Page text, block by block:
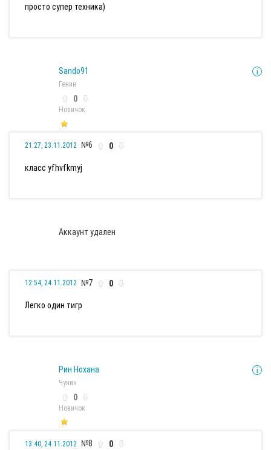
просто супер техника)
Sando91
Генин
0
Новичок
21:27, 23.11.2012 №6 0
класс yfhvfkmyj
Аккаунт удален
12:54, 24.11.2012 №7 0
Легко один тигр
Рин Нохана
Чунин
0
Новичок
13:40, 24.11.2012 №8 0